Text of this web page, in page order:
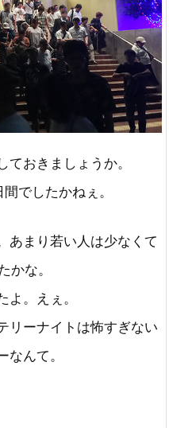
ておきましょうか。
でしたかねぇ。
あまり若い人は少なくて
かな。
よ。えぇ。
リーナイトは怖すぎない
なんて。